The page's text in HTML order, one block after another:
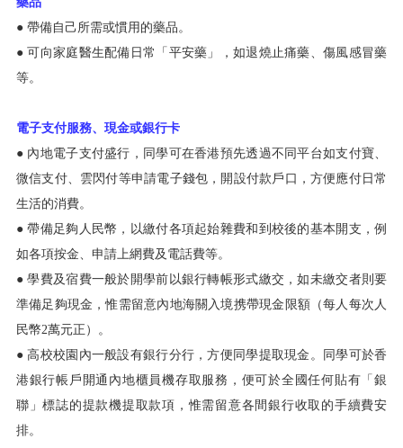
● 帶備自己所需或慣用的藥品。
● 可向家庭醫生配備日常「平安藥」，如退燒止痛藥、傷風感冒藥
等。
電子支付服務、現金或銀行卡
● 內地電子支付盛行，同學可在香港預先透過不同平台如支付寶、
微信支付、雲閃付等申請電子錢包，開設付款戶口，方便應付日常
生活的消費。
● 帶備足夠人民幣，以繳付各項起始雜費和到校後的基本開支，例
如各項按金、申請上網費及電話費等。
● 學費及宿費一般於開學前以銀行轉帳形式繳交，如未繳交者則要
準備足夠現金，惟需留意內地海關入境携帶現金限額（每人每次人
民幣2萬元正）。
● 高校校園內一般設有銀行分行，方便同學提取現金。同學可於香
港銀行帳戶開通內地櫃員機存取服務，便可於全國任何貼有「銀
聯」標誌的提款機提取款項，惟需留意各間銀行收取的手續費安
排。